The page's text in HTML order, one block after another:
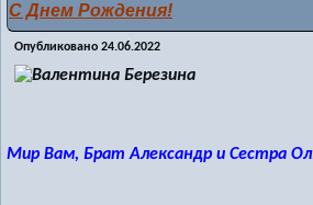
С Днем Рождения!
Опубликовано 24.06.2022
Мир Вам, Брат Александр и Сестра